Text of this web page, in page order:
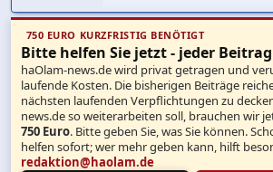
750 EURO KURZFRISTIG BENÖTIGT
Bitte helfen Sie jetzt - jeder
haOlam-news.de wird privat getragen und
laufende Kosten. Die bisherigen Beiträge
nächsten laufenden Verpflichtungen zu
news.de so weiterarbeiten soll, brauchen wir
750 Euro. Bitte geben Sie, was Sie können.
helfen sofort; wer mehr geben kann, hilft
redaktion@haolam.de